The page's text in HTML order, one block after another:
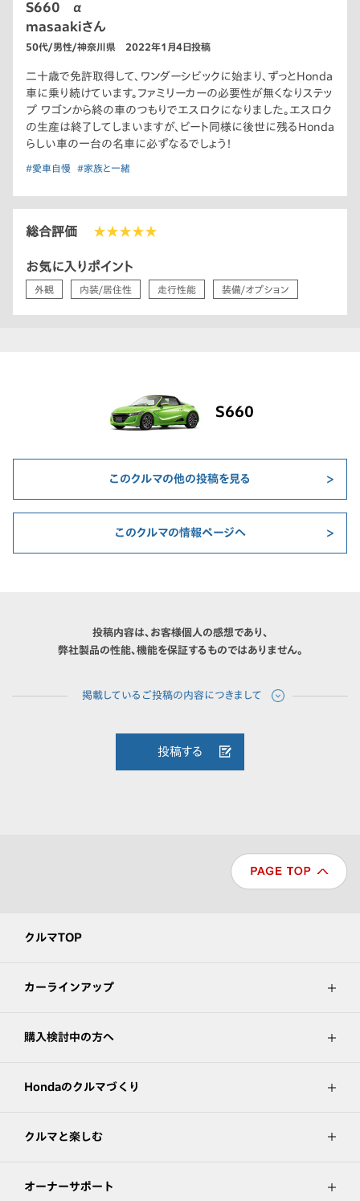
S660 α
masaakiさん
50代/男性/神奈川県 2022年1月4日投稿
二十歳で免許取得して、ワンダーシビックに始まり、ずっとHonda
車に乗り続けています。ファミリーカーの必要性が無くなりステッ
プ ワゴンから終の車のつもりでエスロクになりました。エスロク
の生産は終了してしまいますが、ビート同様に後世に残るHonda
らしい車の一台の名車に必ずなるでしょう！
#愛車自慢 #家族と一緒
総合評価 ★★★★★
お気に入りポイント
外観 内装/居住性 走行性能 装備/オプション
S660
このクルマの他の投稿を見る
このクルマの情報ページへ
投稿内容は、お客様個人の感想であり、
弊社製品の性能、機能を保証するものではありません。
投稿する
クルマTOP
カーラインアップ
購入検討中の方へ
Hondaのクルマづくり
クルマと楽しむ
オーナーサポート